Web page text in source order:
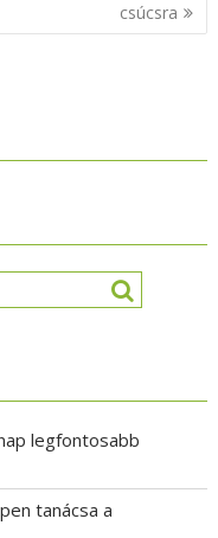
csúcsra
legfontosabb
tanácsa a